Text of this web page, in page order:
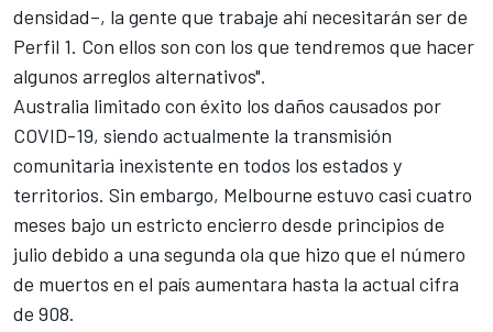
densidad–, la gente que trabaje ahí necesitarán ser de
Perfil 1. Con ellos son con los que tendremos que hacer
algunos arreglos alternativos".
Australia limitado con éxito los daños causados por
COVID-19, siendo actualmente la transmisión
comunitaria inexistente en todos los estados y
territorios. Sin embargo, Melbourne estuvo casi cuatro
meses bajo un estricto encierro desde principios de
julio debido a una segunda ola que hizo que el número
de muertos en el país aumentara hasta la actual cifra
de 908.